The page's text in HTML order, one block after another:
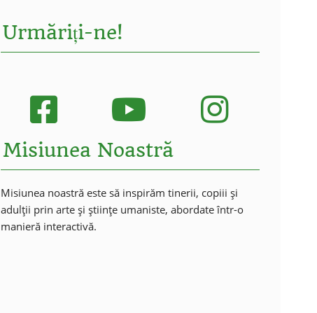
Urmăriți-ne!
Misiunea Noastră
Misiunea noastră este să inspirăm tinerii, copiii și
adulții prin arte și științe umaniste, abordate într-o
manieră interactivă.